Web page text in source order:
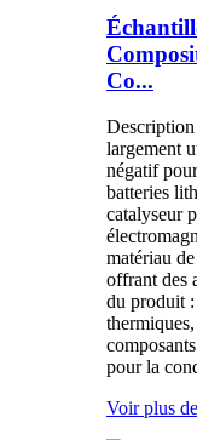
Co...
largement
négatif
batteries
catalyseur
matériau
offrant des
du produit
pour la
Voir plus